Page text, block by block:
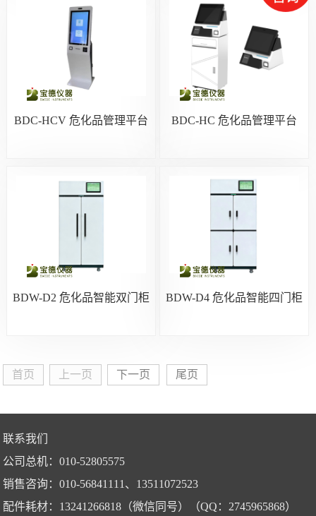
BDC-HCV 危化品管理平台 BDC-HC 危化品管理平台
BDW-D2 危化品智能双门柜 BDW-D4 危化品智能四门柜
首页 上一页 下一页 尾页
联系我们
公司总机：010-52805575
销售咨询：010-56841111、13511072523
配件耗材：13241266818（微信同号）（QQ：2745965868）